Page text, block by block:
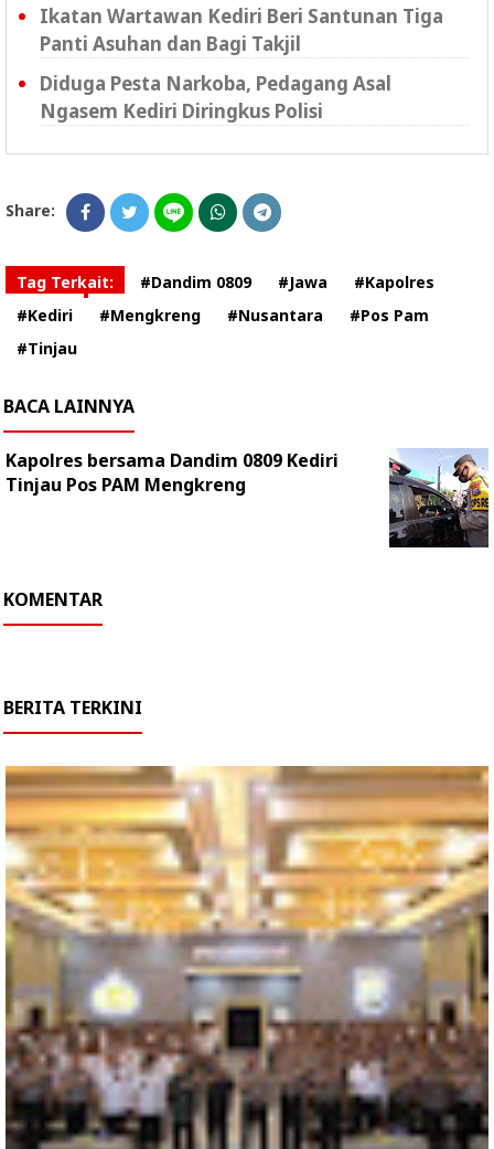
Ikatan Wartawan Kediri Beri Santunan Tiga
Panti Asuhan dan Bagi Takjil
Diduga Pesta Narkoba, Pedagang Asal
Ngasem Kediri Diringkus Polisi
Share:
Tag Terkait: #Dandim 0809 #Jawa
#Kapolres
#Kediri
#Mengkreng #Nusantara
#Pos Pam
#Tinjau
BACA LAINNYA
Kapolres bersama Dandim 0809 Kediri
Tinjau Pos PAM Mengkreng
KOMENTAR
BERITA TERKINI